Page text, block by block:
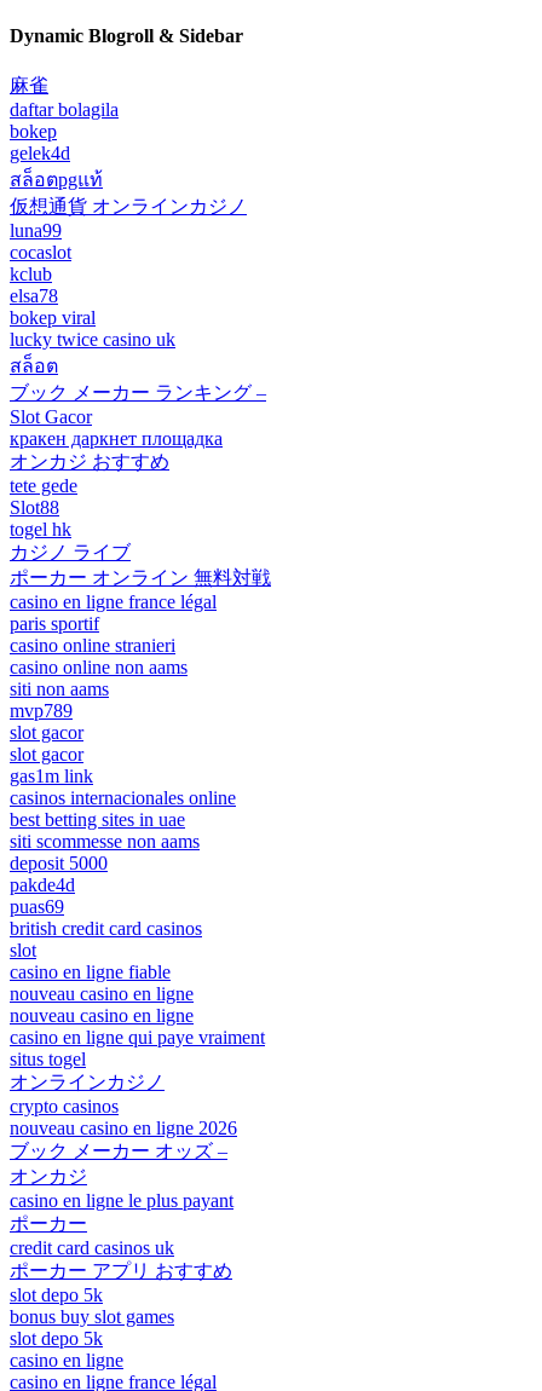
Dynamic Blogroll & Sidebar
麻雀
daftar bolagila
bokep
gelek4d
สล็อตpgแท้
仮想通貨 オンラインカジノ
luna99
cocaslot
kclub
elsa78
bokep viral
lucky twice casino uk
สล็อต
ブック メーカー ランキング –
Slot Gacor
кракен даркнет площадка
オンカジ おすすめ
tete gede
Slot88
togel hk
カジノ ライブ
ポーカー オンライン 無料対戦
casino en ligne france légal
paris sportif
casino online stranieri
casino online non aams
siti non aams
mvp789
slot gacor
slot gacor
gas1m link
casinos internacionales online
best betting sites in uae
siti scommesse non aams
deposit 5000
pakde4d
puas69
british credit card casinos
slot
casino en ligne fiable
nouveau casino en ligne
nouveau casino en ligne
casino en ligne qui paye vraiment
situs togel
オンラインカジノ
crypto casinos
nouveau casino en ligne 2026
ブック メーカー オッズ –
オンカジ
casino en ligne le plus payant
ポーカー
credit card casinos uk
ポーカー アプリ おすすめ
slot depo 5k
bonus buy slot games
slot depo 5k
casino en ligne
casino en ligne france légal